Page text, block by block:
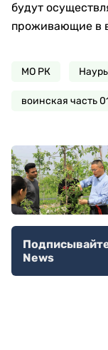
будут
проживающие в
МО РК
воинская часть
News